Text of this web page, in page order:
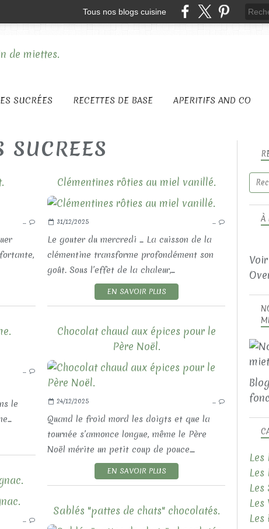
Tous nos blogs cuisine
SUCRÉES RECETTES DE BASE APERITIFS AND CO
SUCREES
LES RECETTES SUCRÉES
LES CHOCOLATÉ(E)S
…
Clémentines rôties au miel vanillé.
31/12/2025 …
Le gouter du mercredi ... La cuisson de la
clémentine transforme profondément son
goût. Sous l’effet de la chaleur,...
EN SAVOIR PLUS
LES PATISSERIES
…
le
Chocolat chaud aux épices pour le
Père Noël.
24/12/2025 …
Quand le froid mord les doigts et que la
tournée s’annonce longue, même le Père
Noël mérite un petit coup de pouce....
EN SAVOIR PLUS
LES RECETTES SUCRÉES
…
Sablés "pattes de chats" chocolatés.
À
Les
Les
Les
Les
Les